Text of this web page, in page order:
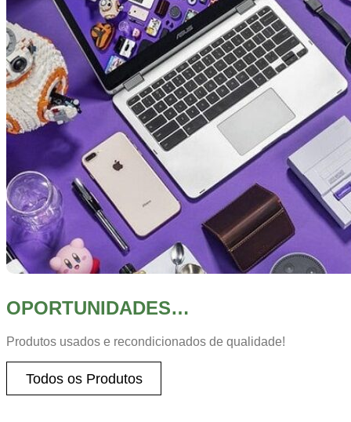
OPORTUNIDADES…
Produtos usados e recondicionados de qualidade!
Todos os Produtos